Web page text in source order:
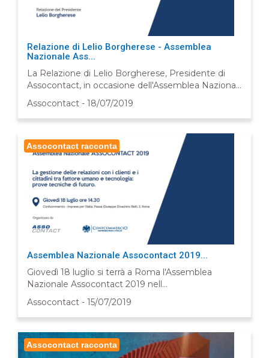
Relazione di Lelio Borgherese - Assemblea
Nazionale Ass...
La Relazione di Lelio Borgherese, Presidente di
Assocontact, in occasione dell'Assemblea Naziona...
Assocontact - 18/07/2019
Assocontact racconta
Assemblea Nazionale Assocontact 2019...
Giovedì 18 luglio si terrà a Roma l'Assemblea
Nazionale Assocontact 2019 nell...
Assocontact - 15/07/2019
Assocontact racconta